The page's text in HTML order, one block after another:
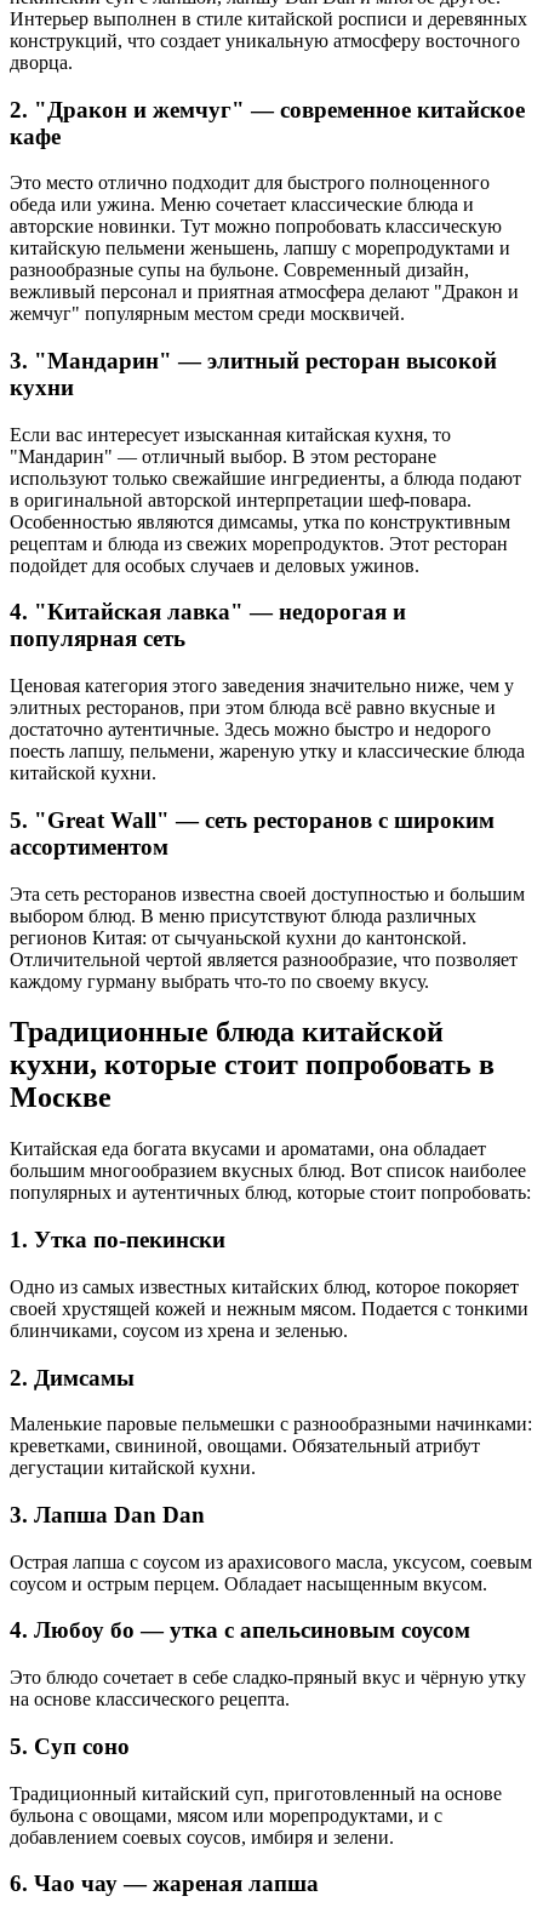
Интерьер выполнен в стиле китайской росписи и деревянных
конструкций, что создает уникальную атмосферу восточного
дворца.
2. "Дракон и жемчуг" — современное китайское
кафе
Это место отлично подходит для быстрого полноценного
обеда или ужина. Меню сочетает классические блюда и
авторские новинки. Тут можно попробовать классическую
китайскую пельмени женьшень, лапшу с морепродуктами и
разнообразные супы на бульоне. Современный дизайн,
вежливый персонал и приятная атмосфера делают "Дракон и
жемчуг" популярным местом среди москвичей.
3. "Мандарин" — элитный ресторан высокой
кухни
Если вас интересует изысканная китайская кухня, то
"Мандарин" — отличный выбор. В этом ресторане
используют только свежайшие ингредиенты, а блюда подают
в оригинальной авторской интерпретации шеф-повара.
Особенностью являются димсамы, утка по конструктивным
рецептам и блюда из свежих морепродуктов. Этот ресторан
подойдет для особых случаев и деловых ужинов.
4. "Китайская лавка" — недорогая и
популярная сеть
Ценовая категория этого заведения значительно ниже, чем у
элитных ресторанов, при этом блюда всё равно вкусные и
достаточно аутентичные. Здесь можно быстро и недорого
поесть лапшу, пельмени, жареную утку и классические блюда
китайской кухни.
5. "Great Wall" — сеть ресторанов с широким
ассортиментом
Эта сеть ресторанов известна своей доступностью и большим
выбором блюд. В меню присутствуют блюда различных
регионов Китая: от сычуаньской кухни до кантонской.
Отличительной чертой является разнообразие, что позволяет
каждому гурману выбрать что-то по своему вкусу.
Традиционные блюда китайской
кухни, которые стоит попробовать в
Москве
Китайская еда богата вкусами и ароматами, она обладает
большим многообразием вкусных блюд. Вот список наиболее
популярных и аутентичных блюд, которые стоит попробовать:
1. Утка по-пекински
Одно из самых известных китайских блюд, которое покоряет
своей хрустящей кожей и нежным мясом. Подается с тонкими
блинчиками, соусом из хрена и зеленью.
2. Димсамы
Маленькие паровые пельмешки с разнообразными начинками:
креветками, свининой, овощами. Обязательный атрибут
дегустации китайской кухни.
3. Лапша Dan Dan
Острая лапша с соусом из арахисового масла, уксусом, соевым
соусом и острым перцем. Обладает насыщенным вкусом.
4. Любоу бо — утка с апельсиновым соусом
Это блюдо сочетает в себе сладко-пряный вкус и чёрную утку
на основе классического рецепта.
5. Суп соно
Традиционный китайский суп, приготовленный на основе
бульона с овощами, мясом или морепродуктами, и с
добавлением соевых соусов, имбиря и зелени.
6. Чао чау — жареная лапша